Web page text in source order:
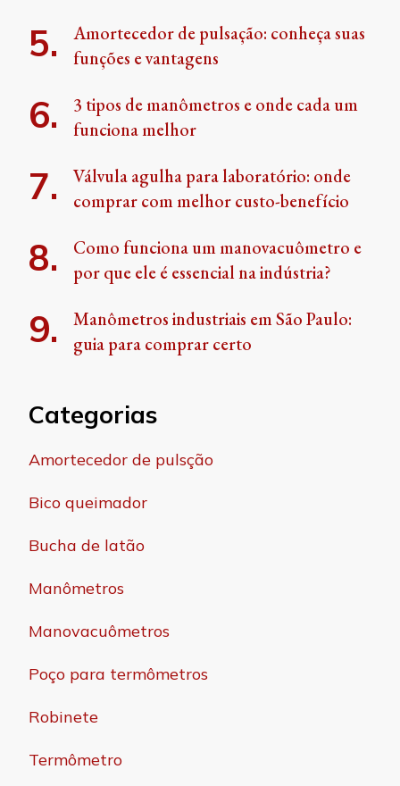
Amortecedor de pulsação: conheça suas
funções e vantagens
3 tipos de manômetros e onde cada um
funciona melhor
Válvula agulha para laboratório: onde
comprar com melhor custo-benefício
Como funciona um manovacuômetro e
por que ele é essencial na indústria?
Manômetros industriais em São Paulo:
guia para comprar certo
Categorias
Amortecedor de pulsção
Bico queimador
Bucha de latão
Manômetros
Manovacuômetros
Poço para termômetros
Robinete
Termômetro